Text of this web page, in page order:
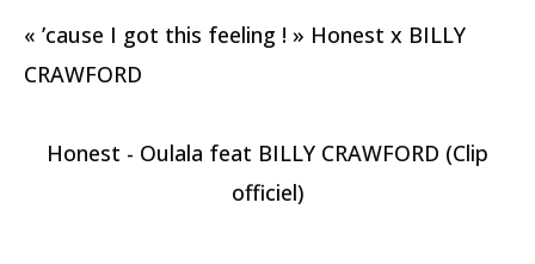
« ’cause I got this feeling ! » Honest x BILLY
CRAWFORD
Honest - Oulala feat BILLY CRAWFORD (Clip
officiel)